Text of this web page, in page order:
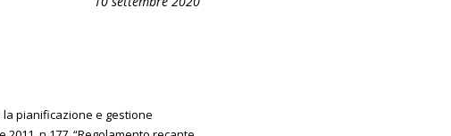
pianificazione e gestione